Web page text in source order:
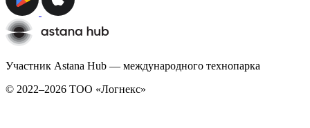
Участник Astana Hub — международного технопарка
© 2022–2026 TОО «Логнекс»